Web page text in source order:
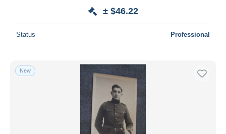
± $46.22
Status Professional
New